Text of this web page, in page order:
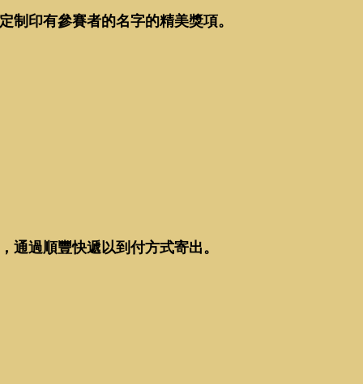
制印有參賽者的名字的精美獎項。
通過順豐快遞以到付方式寄出。